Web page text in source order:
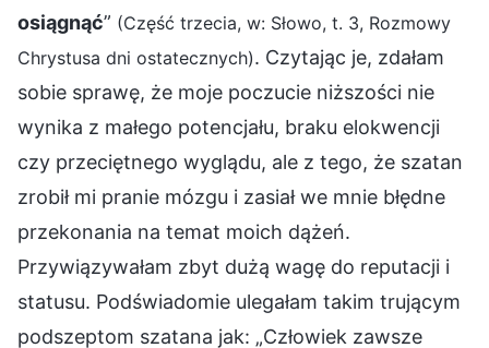
osiągnąć” (Część trzecia, w: Słowo, t. 3, Rozmowy
Chrystusa dni ostatecznych). Czytając je, zdałam
sobie sprawę, że moje poczucie niższości nie
wynika z małego potencjału, braku elokwencji
czy przeciętnego wyglądu, ale z tego, że szatan
zrobił mi pranie mózgu i zasiał we mnie błędne
przekonania na temat moich dążeń.
Przywiązywałam zbyt dużą wagę do reputacji i
statusu. Podświadomie ulegałam takim trującym
podszeptom szatana jak: „Człowiek zawsze